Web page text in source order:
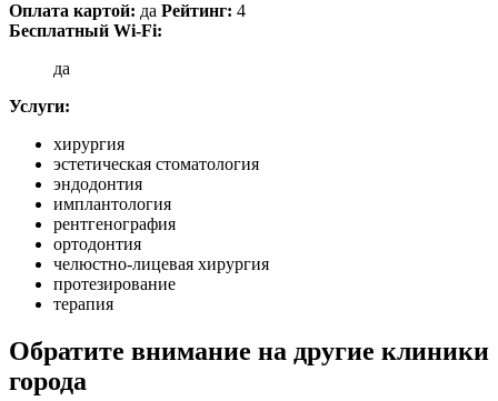
Оплата картой: да Рейтинг: 4
Бесплатный Wi-Fi:
да
Услуги:
хирургия
эстетическая стоматология
эндодонтия
имплантология
рентгенография
ортодонтия
челюстно-лицевая хирургия
протезирование
терапия
Обратите внимание на другие клиники
города